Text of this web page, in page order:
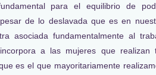
para el equilibrio de
de lo deslavada que es en
asociada fundamentalmente al
a las mujeres que realizan
es el que mayoritariamente